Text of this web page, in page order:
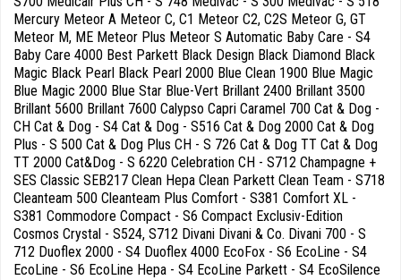
Mercury Meteor A Meteor C, C1 Meteor C2, C2S Meteor G, GT
Meteor M, ME Meteor Plus Meteor S Automatic Baby Care - S4
Baby Care 4000 Best Parkett Black Design Black Diamond Black
Magic Black Pearl Black Pearl 2000 Blue Clean 1900 Blue Magic
Blue Magic 2000 Blue Star Blue-Vert Brillant 2400 Brillant 3500
Brillant 5600 Brillant 7600 Calypso Capri Caramel 700 Cat & Dog -
CH Cat & Dog - S4 Cat & Dog - S516 Cat & Dog 2000 Cat & Dog
Plus - S 500 Cat & Dog Plus CH - S 726 Cat & Dog TT Cat & Dog
TT 2000 Cat&Dog - S 6220 Celebration CH - S712 Champagne +
SES Classic SEB217 Clean Hepa Clean Parkett Clean Team - S718
Cleanteam 500 Cleanteam Plus Comfort - S381 Comfort XL -
S381 Commodore Compact - S6 Compact Exclusiv-Edition
Cosmos Crystal - S524, S712 Divani Divani & Co. Divani 700 - S
712 Duoflex 2000 - S4 Duoflex 4000 EcoFox - S6 EcoLine - S4
EcoLine - S6 EcoLine Hepa - S4 EcoLine Parkett - S4 EcoSilence